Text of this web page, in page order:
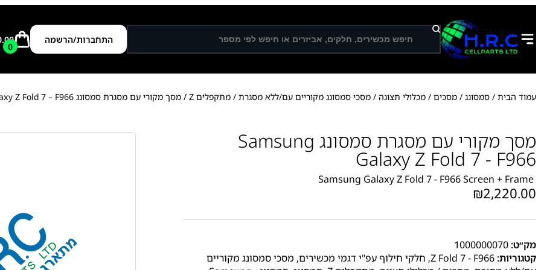
ח
י
פ
התחברות/הרשמה
0
עמוד הבית / סמסונג / מסכים / מכלולי תצוגה / מסכי סמסונג מקוריים עם/ללא מסגרת / מתקפלים Z / מסך מקורי עם מסגרת סמסונג Samsung Galaxy Z Fold 7 – F966
מסך מקורי עם מסגרת סמסונג Samsung
Galaxy Z Fold 7 - F966
₪2,220.00
מק״ט: 1000000070
קטגוריות: Z Fold 7 - F966
, חלקי חילוף עפ"י דגמי מכשירים, מסכי סמסונג מקוריים